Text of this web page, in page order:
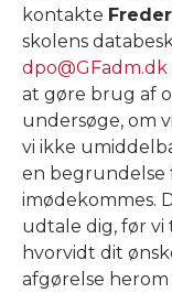
kontakte
skolens
dpo@GFadm.dk
at gøre brug af
undersøge, om
vi ikke
en begrundelse
imødekommes.
udtale dig, før
hvorvidt dit
afgørelse